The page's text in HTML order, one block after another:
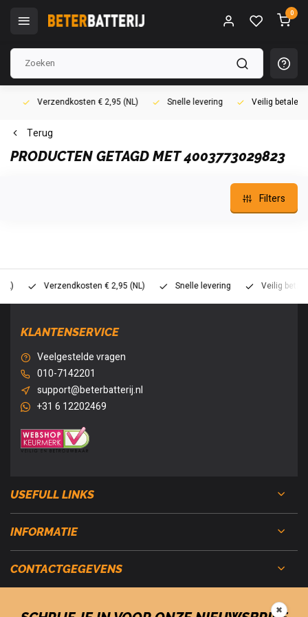
0
Verzendkosten € 2,95 (NL) Snelle levering Veilig betalen
Terug
PRODUCTEN GETAGD MET 4003773029823
Filters
Verzendkosten € 2,95 (NL) Snelle levering Veilig betalen
KLANTENSERVICE
Veelgestelde vragen
010-7142201
support@beterbatterij.nl
+31 6 12202469
USEFULL LINKS
INFORMATIE
CONTACTGEGEVENS
✖